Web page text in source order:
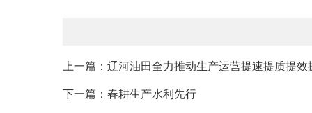
上一篇：辽河油田全力推动生产运营提速提质提
下一篇：春耕生产水利先行